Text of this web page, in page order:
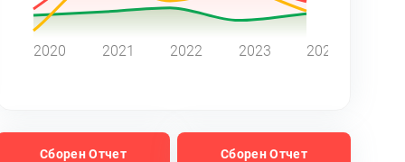
2020 2021 2022 2023 2024
Сборен Отчет Сборен Отчет